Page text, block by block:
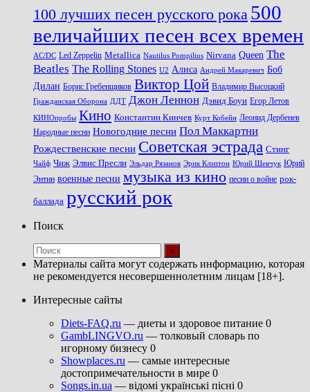
100 лучших песен русского рока 500
величайших песен всех времен
AC/DC Led Zeppelin Metallica Nautilus Pompilius Nirvana Queen The
Beatles The Rolling Stones U2 Алиса Андрей Макаревич Боб
Дилан Борис Гребенщиков Виктор Цой Владимир Высоцкий
Гражданская Оборона ДДТ Джон Леннон Дэвид Боуи Егор Летов
КИНОпробы Кино Константин Кинчев Курт Кобейн Леонид Дербенев
Народные песни Новогодние песни Пол Маккартни
Рождественские песни Советская эстрада Стинг
Чайф Чиж Элвис Пресли Эльдар Рязанов Эрик Клэптон Юрий Шевчук Юрий
Энтин военные песни музыка из кино песни о войне рок-
баллада русский рок
Поиск
Материалы сайта могут содержать информацию, которая
не рекомендуется несовершеннолетним лицам [18+].
Интересные сайты
Diets-FAQ.ru — диеты и здоровое питание 0
GambLINGVO.ru — толковый словарь по
игорному бизнесу 0
Showplaces.ru — самые интересные
достопримечательности в мире 0
Songs.in.ua — відомі українські пісні 0